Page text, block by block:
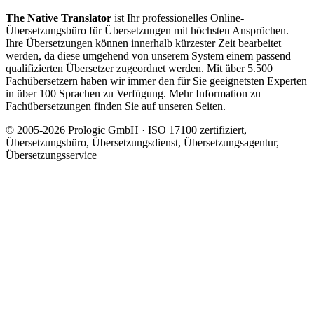
The Native Translator ist Ihr professionelles Online-
Übersetzungsbüro für Übersetzungen mit höchsten Ansprüchen.
Ihre Übersetzungen können innerhalb kürzester Zeit bearbeitet
werden, da diese umgehend von unserem System einem passend
qualifizierten Übersetzer zugeordnet werden. Mit über 5.500
Fachübersetzern haben wir immer den für Sie geeignetsten Experten
in über 100 Sprachen zu Verfügung. Mehr Information zu
Fachübersetzungen finden Sie auf unseren Seiten.
© 2005-2026 Prologic GmbH · ISO 17100 zertifiziert,
Übersetzungsbüro, Übersetzungsdienst, Übersetzungsagentur,
Übersetzungsservice